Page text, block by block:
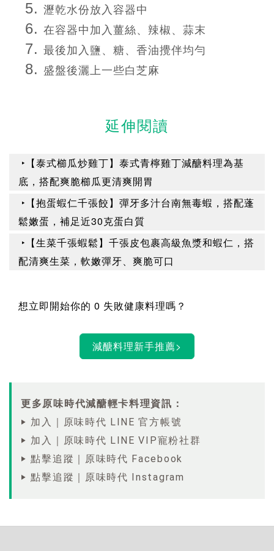
瀝乾水份放入容器中
在容器中加入薑絲、辣椒、蒜末
最後加入鹽、糖、香油攪伴均勻
盛盤後灑上一些白芝麻
延伸閱讀
‣【泰式櫛瓜炒雞丁】泰式青檸雞丁減醣料理為基
底，搭配爽脆櫛瓜更清爽開胃
‣【抱蛋蝦仁千張餃】彈牙多汁台南無毒蝦，搭配蓬
鬆嫩蛋，補足近30克蛋白質
‣【生菜千張蝦鬆】千張皮包裹高級魚漿和蝦仁，搭
配清爽生菜，軟嫩彈牙、爽脆可口
想立即開始你的 0 失敗健康料理嗎？
更多原味時代減醣輕卡料理資訊：
‣ 加入｜原味時代 LINE 官方帳號
‣ 加入｜原味時代 LINE VIP寵粉社群
‣ 點擊追蹤｜原味時代 Facebook
‣ 點擊追蹤｜原味時代 Instagram